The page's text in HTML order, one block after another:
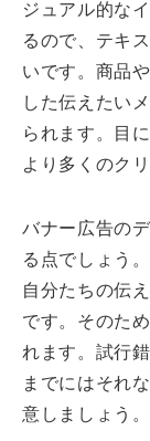
ジュアル的な
るので、テキ
いです。商品
した伝えたい
られます。目
より多くのク
バナー広告の
る点でしょう
自分たちの伝
です。そのた
れます。試行
までにはそれ
意しましょう。